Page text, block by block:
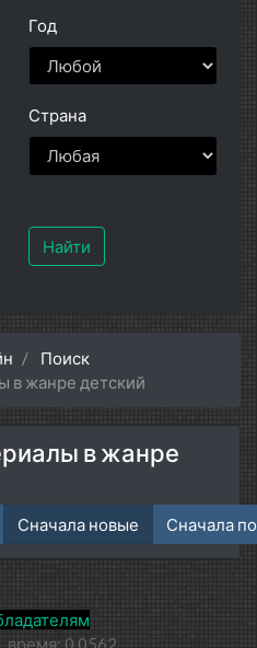
Год
Страна
Найти
Поиск
в жанре детский
в жанре
Сначала новые Сначала
время: 0.0562